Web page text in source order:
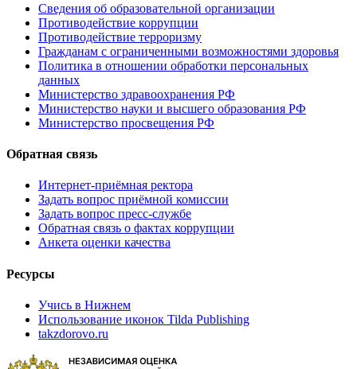
Сведения об образовательной организации
Противодействие коррупции
Противодействие терроризму
Гражданам с ограниченными возможностями здоровья
Политика в отношении обработки персональных
данных
Министерство здравоохранения РФ
Министерство науки и высшего образования РФ
Министерство просвещения РФ
Обратная связь
Интернет-приёмная ректора
Задать вопрос приёмной комиссии
Задать вопрос пресс-службе
Обратная связь о фактах коррупции
Анкета оценки качества
Ресурсы
Учись в Нижнем
Использование иконок Tilda Publishing
takzdorovo.ru